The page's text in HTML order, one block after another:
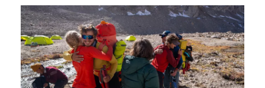
d
e
l